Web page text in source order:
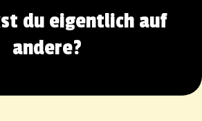
du eigentlich auf
andere?